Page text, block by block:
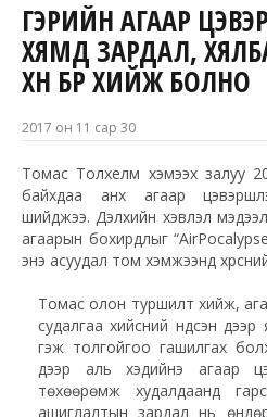
ГЭРИЙН АГААР
ХЯМД ЗАРДАЛ,
ХҮН БҮР ХИЙЖ БОЛНО
2017 он 11 сар 30
Томас Толхелм хэмээх залуу
байхдаа анх агаар
шийджээ. Дэлхийн хэвлэл
агаарын бохирдлыг
энэ асуудал том хэмжээнд
Томас олон туршилт хийж,
судалгаа хийсний үндсэн дээр
гэж толгойгоо гашилгах
дээр аль хэдийнэ агаар
төхөөрөмж худалдаанд
ашиглалтын зардал нь